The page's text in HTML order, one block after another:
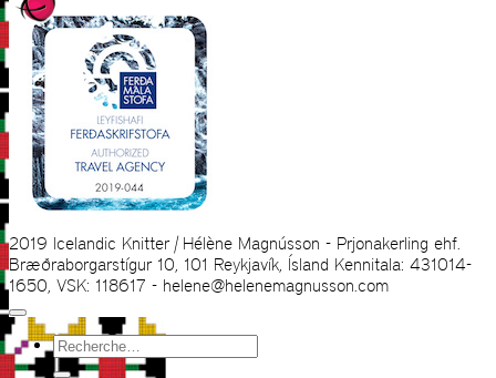
2019 Icelandic Knitter | Hélène Magnússon - Prjonakerling ehf.
Bræðraborgarstígur 10, 101 Reykjavík, Ísland Kennitala: 431014-
1650, VSK: 118617 - helene@helenemagnusson.com
Recherche
pour :